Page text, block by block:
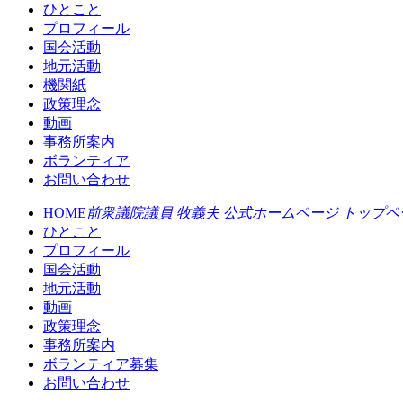
ひとこと
プロフィール
国会活動
地元活動
機関紙
政策理念
動画
事務所案内
ボランティア
お問い合わせ
HOME前衆議院議員 牧義夫 公式ホームページ トップペ
ひとこと
プロフィール
国会活動
地元活動
動画
政策理念
事務所案内
ボランティア募集
お問い合わせ